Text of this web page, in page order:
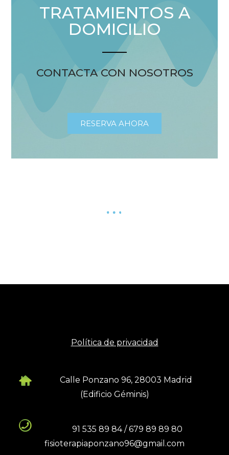
TRATAMIENTOS A
DOMICILIO
CONTACTA CON NOSOTROS
RESERVA AHORA
Política de privacidad
Calle Ponzano 96, 28003 Madrid
(Edificio Géminis)
91 535 89 84 / 679 89 89 80
fisioterapiaponzano96@gmail.com